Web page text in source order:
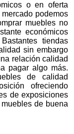
o en oferta
podemos
muebles no
económicos
tiendas
sin embargo
relación calidad
pagar algo más.
de calidad
ofreciendo
de exposiciones
de buena